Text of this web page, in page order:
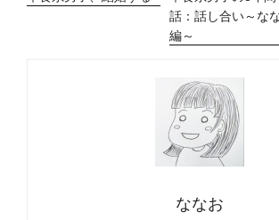
話：話し合い～な
編～
ななお